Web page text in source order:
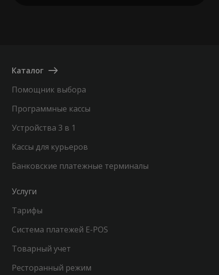
Каталог
Помощник выбора
Программные кассы
Устройства 3 в 1
Кассы для курьеров
Банковские платежные терминалы
Услуги
Тарифы
Система платежей E-POS
Товарный учет
Ресторанный режим